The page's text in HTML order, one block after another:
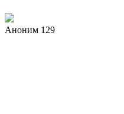
Аноним 129